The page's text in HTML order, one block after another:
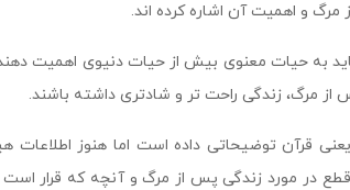
مرگ و اهمیت آن اشاره کرده اند.
به حیات معنوی بیش از حیات دنیوی اهمیت
مرگ، زندگی راحت تر و شادتری داشته باشند.
قرآن توضیحاتی داده است اما هنوز اطلاعات
در مورد زندگی پس از مرگ و آنچه که قرار است